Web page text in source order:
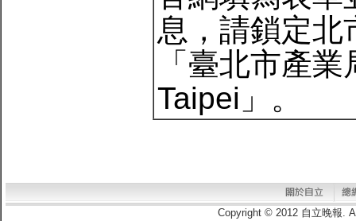
息，請鎖定北
「臺北市產
Taipei」。
Copyright © 2012 自立晚報.